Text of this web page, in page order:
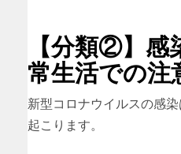
【分類②】感
常生活での注
新型コロナウイルスの感
起こります。